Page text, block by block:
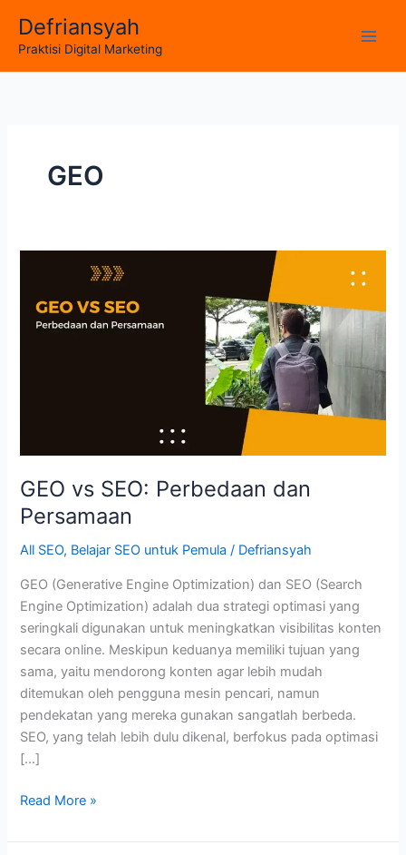
content
Defriansyah
Praktisi Digital Marketing
GEO
GEO vs SEO: Perbedaan dan
Persamaan
All SEO, Belajar SEO untuk Pemula / Defriansyah
GEO (Generative Engine Optimization) dan SEO (Search
Engine Optimization) adalah dua strategi optimasi yang
seringkali digunakan untuk meningkatkan visibilitas konten
secara online. Meskipun keduanya memiliki tujuan yang
sama, yaitu mendorong konten agar lebih mudah
ditemukan oleh pengguna mesin pencari, namun
pendekatan yang mereka gunakan sangatlah berbeda.
SEO, yang telah lebih dulu dikenal, berfokus pada optimasi
[…]
GEO
SEO:
Read More »